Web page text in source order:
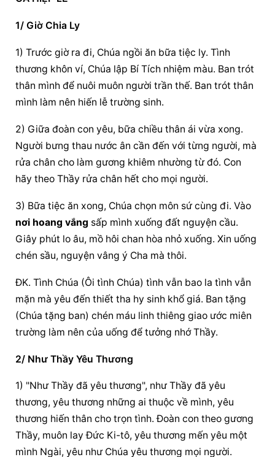
1/ Giờ Chia Ly
1) Trước giờ ra đi, Chúa ngồi ăn bữa tiệc ly. Tình
thương khôn ví, Chúa lập Bí Tích nhiệm màu. Ban trót
thân mình để nuôi muôn người trần thế. Ban trót thân
mình làm nên hiến lễ trường sinh.
2) Giữa đoàn con yêu, bữa chiều thân ái vừa xong.
Người bưng thau nước ân cần đến với từng người, mà
rửa chân cho làm gương khiêm nhường từ đó. Con
hãy theo Thầy rửa chân hết cho mọi người.
nơi hoang vắng sấp mình xuống đất nguyện cầu.
Giây phút lo âu, mồ hôi chan hòa nhỏ xuống. Xin uống
chén sầu, nguyện vâng ý Cha mà thôi.
ĐK. Tình Chúa (Ôi tình Chúa) tình vẫn bao la tình vẫn
mặn mà yêu đến thiết tha hy sinh khổ giá. Ban tặng
(Chúa tặng ban) chén máu linh thiêng giao ước miên
trường làm nên của uống để tưởng nhớ Thầy.
2/ Như Thầy Yêu Thương
1) "Như Thầy đã yêu thương", như Thầy đã yêu
thương, yêu thương những ai thuộc về mình, yêu
thương hiến thân cho trọn tình. Đoàn con theo gương
Thầy, muôn lay Đức Ki-tô, yêu thương mến yêu một
mình Ngài, yêu như Chúa yêu thương mọi người.